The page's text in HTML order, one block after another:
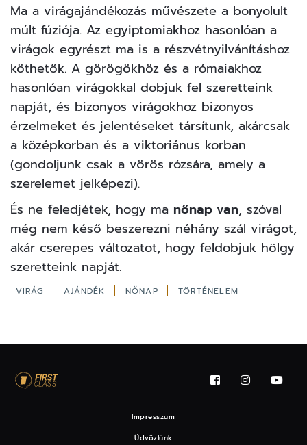
Ma a virágajándékozás művészete a bonyolult
múlt fúziója. Az egyiptomiakhoz hasonlóan a
virágok egyrészt ma is a részvétnyilvánításhoz
köthetők. A görögökhöz és a rómaiakhoz
hasonlóan virágokkal dobjuk fel szeretteink
napját, és bizonyos virágokhoz bizonyos
érzelmeket és jelentéseket társítunk, akárcsak
a középkorban és a viktoriánus korban
(gondoljunk csak a vörös rózsára, amely a
szerelemet jelképezi).
És ne feledjétek, hogy ma nőnap van, szóval
még nem késő beszerezni néhány szál virágot,
akár cserepes változatot, hogy feldobjuk hölgy
szeretteink napját.
VIRÁG AJÁNDÉK NŐNAP TÖRTÉNELEM
Impresszum
Üdvözlünk